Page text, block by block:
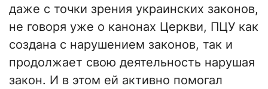
даже с точки зрения украинских законов,
не говоря уже о канонах Церкви, ПЦУ как
создана с нарушением законов, так и
продолжает свою деятельность нарушая
закон. И в этом ей активно помогал